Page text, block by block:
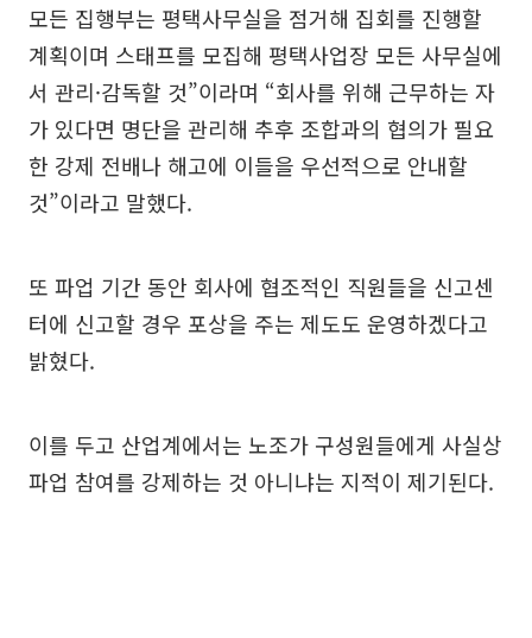
모든 집행부는 평택사무실을 점거해 집회를 진행할
계획이며 스태프를 모집해 평택사업장 모든 사무실에
서 관리·감독할 것”이라며 “회사를 위해 근무하는 자
가 있다면 명단을 관리해 추후 조합과의 협의가 필요
한 강제 전배나 해고에 이들을 우선적으로 안내할
것”이라고 말했다.
또 파업 기간 동안 회사에 협조적인 직원들을 신고센
터에 신고할 경우 포상을 주는 제도도 운영하겠다고
밝혔다.
이를 두고 산업계에서는 노조가 구성원들에게 사실상
파업 참여를 강제하는 것 아니냐는 지적이 제기된다.